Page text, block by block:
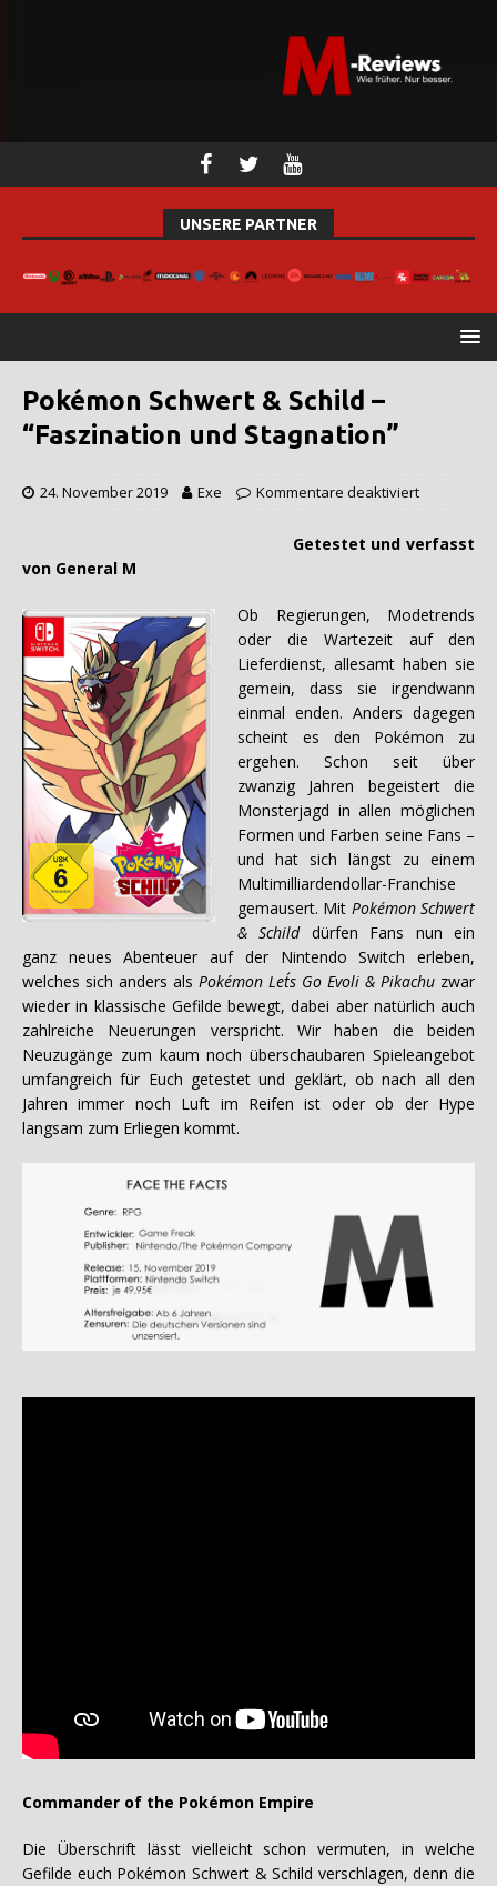
UNSERE PARTNER
Pokémon Schwert & Schild –
“Faszination und Stagnation”
24. November 2019 Exe Kommentare deaktiviert
Getestet und verfasst
von General M
Ob Regierungen, Modetrends
oder die Wartezeit auf den
Lieferdienst, allesamt haben sie
gemein, dass sie irgendwann
einmal enden. Anders dagegen
scheint es den Pokémon zu
ergehen. Schon seit über
zwanzig Jahren begeistert die
Monsterjagd in allen möglichen
Formen und Farben seine Fans –
und hat sich längst zu einem
Multimilliardendollar-Franchise
gemausert. Mit Pokémon Schwert
& Schilddürfen Fans nun ein
ganz neues Abenteuer auf der Nintendo Switch erleben,
welches sich anders als Pokémon Let´s Go Evoli & Pikachu zwar
wieder in klassische Gefilde bewegt, dabei aber natürlich auch
zahlreiche Neuerungen verspricht. Wir haben die beiden
Neuzugänge zum kaum noch überschaubaren Spieleangebot
umfangreich für Euch getestet und geklärt, ob nach all den
Jahren immer noch Luft im Reifen ist oder ob der Hype
langsam zum Erliegen kommt.
Commander of the Pokémon Empire
Die Überschrift lässt vielleicht schon vermuten, in welche
Gefilde euch Pokémon Schwert & Schild verschlagen, denn die